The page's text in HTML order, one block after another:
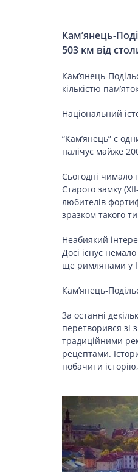
СПОРТ
LIFESTYLE
Кам’янець-
503 км від
Кам’янець-
кількістю
Національний
“Кам’янець” є
налічує майже
Сьогодні чимало
Старого замку
любителів
зразком такого
Неабиякий
Досі існує
ще римлянами у II
Кам’янець-
За останні
перетворився зі
традиційними
рецептами.
побачити